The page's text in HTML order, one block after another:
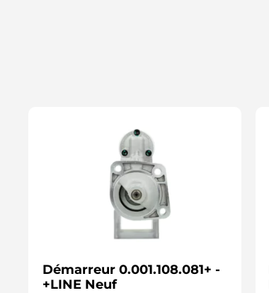
Démarreur 0.001.108.081+ -
+LINE Neuf